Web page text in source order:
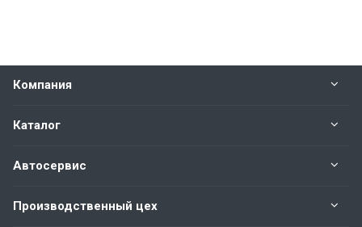
Компания
Каталог
Автосервис
Производственный цех